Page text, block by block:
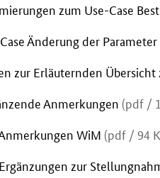
zum Use-Case
Änderung der
zur Erläuternden
Anmerkungen (pdf /
WiM (pdf / 94
zur